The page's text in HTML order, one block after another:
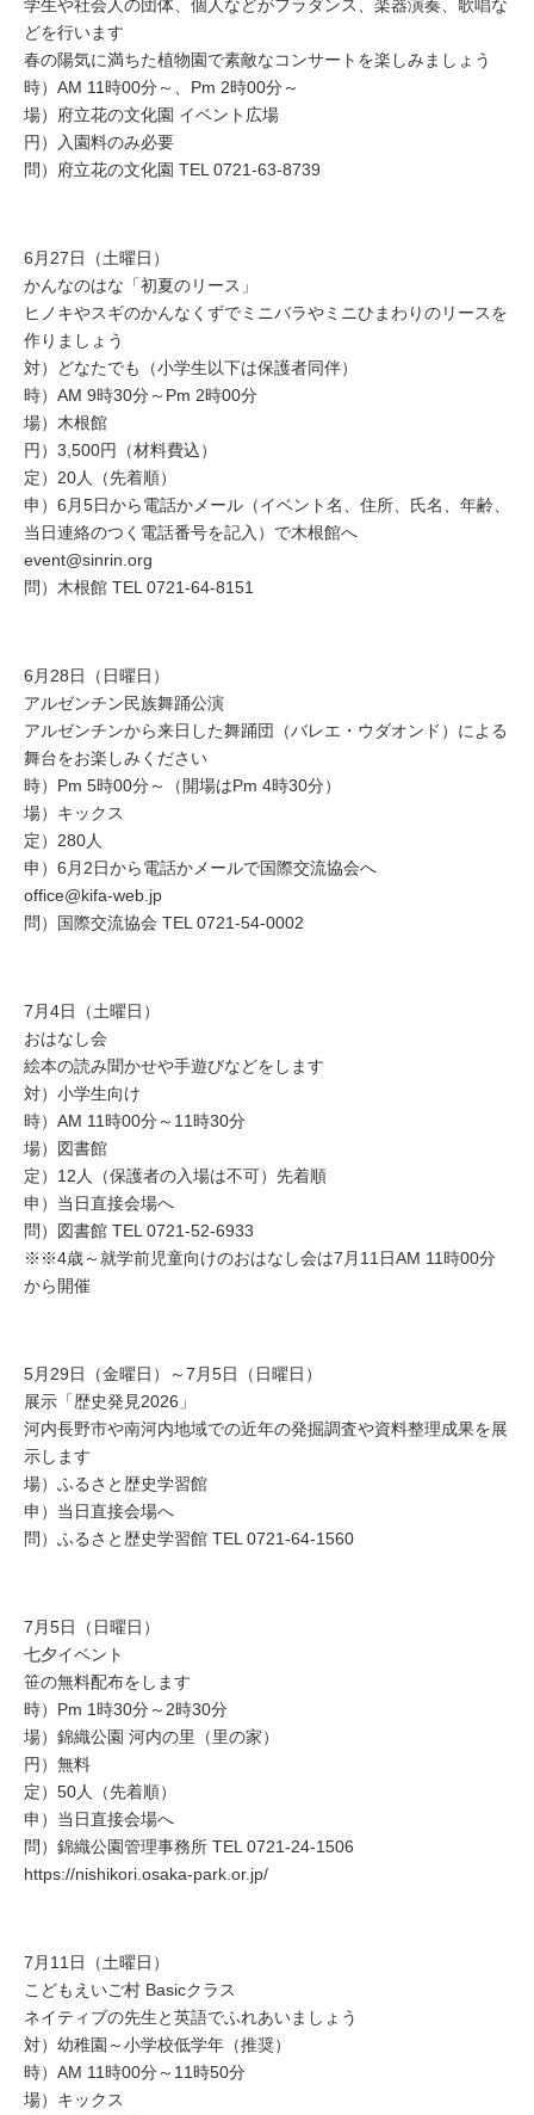
学生や社会人の団体、個人などがフラダンス、楽器演奏、歌唱な
どを行います
春の陽気に満ちた植物園で素敵なコンサートを楽しみましょう
時）AM 11時00分～、Pm 2時00分～
場）府立花の文化園 イベント広場
円）入園料のみ必要
問）府立花の文化園 TEL 0721-63-8739
6月27日（土曜日）
かんなのはな「初夏のリース」
ヒノキやスギのかんなくずでミニバラやミニひまわりのリースを
作りましょう
対）どなたでも（小学生以下は保護者同伴）
時）AM 9時30分～Pm 2時00分
場）木根館
円）3,500円（材料費込）
定）20人（先着順）
申）6月5日から電話かメール（イベント名、住所、氏名、年齢、
当日連絡のつく電話番号を記入）で木根館へ
event@sinrin.org
問）木根館 TEL 0721-64-8151
6月28日（日曜日）
アルゼンチン民族舞踊公演
アルゼンチンから来日した舞踊団（バレエ・ウダオンド）による
舞台をお楽しみください
時）Pm 5時00分～（開場はPm 4時30分）
場）キックス
定）280人
申）6月2日から電話かメールで国際交流協会へ
office@kifa-web.jp
問）国際交流協会 TEL 0721-54-0002
7月4日（土曜日）
おはなし会
絵本の読み聞かせや手遊びなどをします
対）小学生向け
時）AM 11時00分～11時30分
場）図書館
定）12人（保護者の入場は不可）先着順
申）当日直接会場へ
問）図書館 TEL 0721-52-6933
※※4歳～就学前児童向けのおはなし会は7月11日AM 11時00分
から開催
5月29日（金曜日）～7月5日（日曜日）
展示「歴史発見2026」
河内長野市や南河内地域での近年の発掘調査や資料整理成果を展
示します
場）ふるさと歴史学習館
申）当日直接会場へ
問）ふるさと歴史学習館 TEL 0721-64-1560
7月5日（日曜日）
七夕イベント
笹の無料配布をします
時）Pm 1時30分～2時30分
場）錦織公園 河内の里（里の家）
円）無料
定）50人（先着順）
申）当日直接会場へ
問）錦織公園管理事務所 TEL 0721-24-1506
https://nishikori.osaka-park.or.jp/
7月11日（土曜日）
こどもえいご村 Basicクラス
ネイティブの先生と英語でふれあいましょう
対）幼稚園～小学校低学年（推奨）
時）AM 11時00分～11時50分
場）キックス